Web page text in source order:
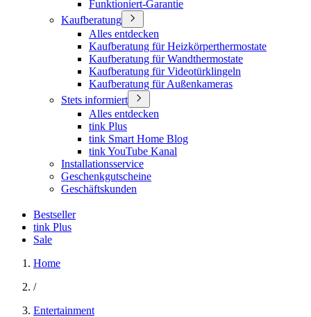
Funktioniert-Garantie
Kaufberatung
Alles entdecken
Kaufberatung für Heizkörperthermostate
Kaufberatung für Wandthermostate
Kaufberatung für Videotürklingeln
Kaufberatung für Außenkameras
Stets informiert
Alles entdecken
tink Plus
tink Smart Home Blog
tink YouTube Kanal
Installationsservice
Geschenkgutscheine
Geschäftskunden
Bestseller
tink Plus
Sale
Home
/
Entertainment